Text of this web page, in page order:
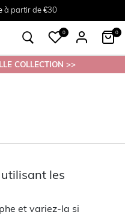
à partir de €30
38 au 54
magasin
0 0
COLLECTION >>
les
et variez-la si